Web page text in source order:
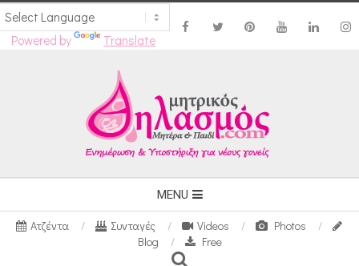
Powered by Translate
Navigation
Menu
MENU
Ατζέντα Συνταγές Videos
Photos
Blog
Free
Search